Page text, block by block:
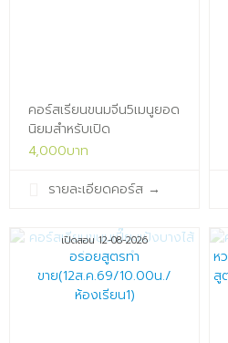
คอร์สเรียนขนมจีน5เมนูยอด
นิยมสำหรับเปิด
ร้าน(11ส.ค.69/13.30น./
4,000บาท
รายละเอียดคอร์ส →
เปิดสอน 12-08-2026